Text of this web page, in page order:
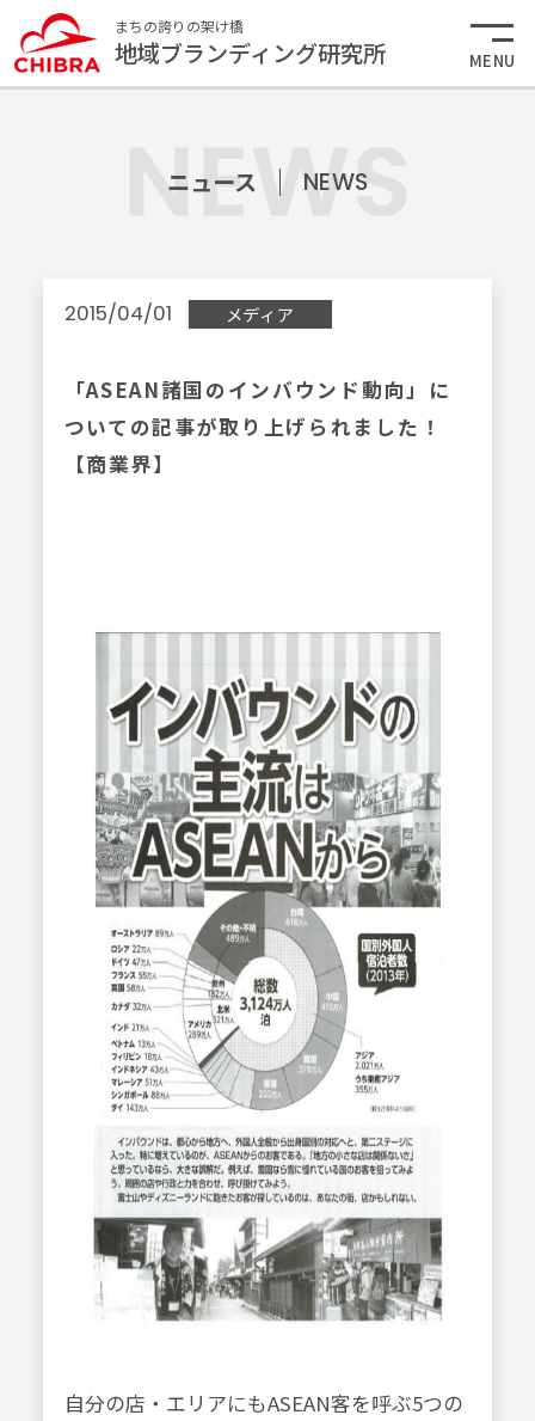
まちの誇りの架け橋
地域ブランディング研究所 MENU
ニュース NEWS
2015/04/01 メディア
「ASEAN諸国のインバウンド動向」に
ついての記事が取り上げられました！
【商業界】
自分の店・エリアにもASEAN客を呼ぶ5つの